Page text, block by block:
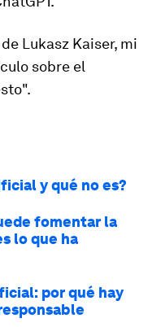
Lukasz Kaiser, mi
sobre el
y qué no es?
fomentar la
lo que ha
por qué hay